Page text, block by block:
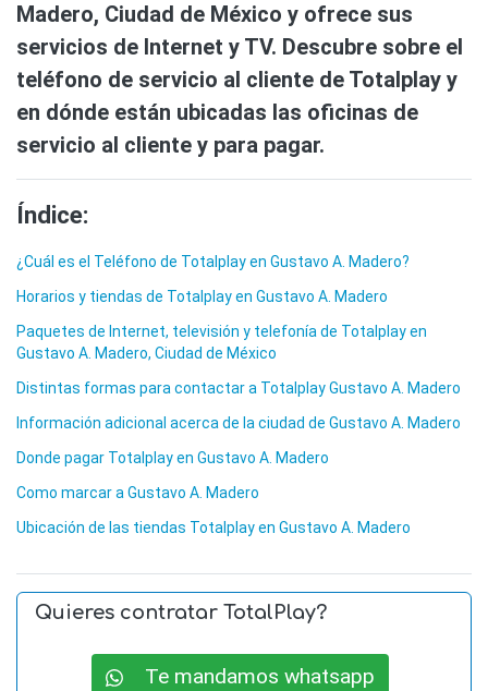
Madero, Ciudad de México y ofrece sus
servicios de Internet y TV. Descubre sobre el
teléfono de servicio al cliente de Totalplay y
en dónde están ubicadas las oficinas de
servicio al cliente y para pagar.
Índice:
¿Cuál es el Teléfono de Totalplay en Gustavo A. Madero?
Horarios y tiendas de Totalplay en Gustavo A. Madero
Paquetes de Internet, televisión y telefonía de Totalplay en
Gustavo A. Madero, Ciudad de México
Distintas formas para contactar a Totalplay Gustavo A. Madero
Información adicional acerca de la ciudad de Gustavo A. Madero
Donde pagar Totalplay en Gustavo A. Madero
Como marcar a Gustavo A. Madero
Ubicación de las tiendas Totalplay en Gustavo A. Madero
Quieres contratar TotalPlay?
Te mandamos whatsapp